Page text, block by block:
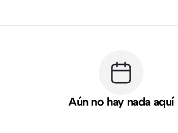
Aún no hay nada aquí